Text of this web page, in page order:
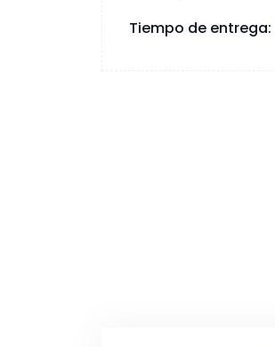
Tiempo de entrega: